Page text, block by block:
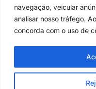
navegação, veicular
analisar nosso tráfego.
concorda com o uso de
Enjoy Your Spa –
2024
CNPJ: 28.485.806/